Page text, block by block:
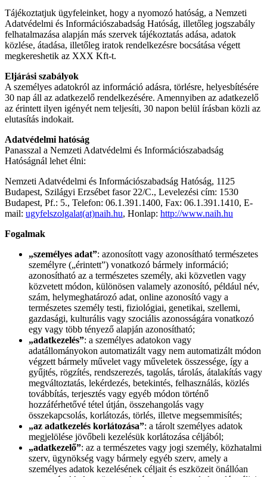
Tájékoztatjuk ügyfeleinket, hogy a nyomozó hatóság, a Nemzeti
Adatvédelmi és Információszabadság Hatóság, illetőleg jogszabály
felhatalmazása alapján más szervek tájékoztatás adása, adatok
közlése, átadása, illetőleg iratok rendelkezésre bocsátása végett
megkereshetik az XXX Kft-t.
Eljárási szabályok
A személyes adatokról az információ adásra, törlésre, helyesbítésére
30 nap áll az adatkezelő rendelkezésére. Amennyiben az adatkezelő
az érintett ilyen igényét nem teljesíti, 30 napon belül írásban közli az
elutasítás indokait.
Adatvédelmi hatóság
Panasszal a Nemzeti Adatvédelmi és Információszabadság
Hatóságnál lehet élni:
Nemzeti Adatvédelmi és Információszabadság Hatóság, 1125
Budapest, Szilágyi Erzsébet fasor 22/C., Levelezési cím: 1530
Budapest, Pf.: 5., Telefon: 06.1.391.1400, Fax: 06.1.391.1410, E-
mail: ugyfelszolgalat(at)naih.hu, Honlap: http://www.naih.hu
Fogalmak
„személyes adat”: azonosított vagy azonosítható természetes
személyre („érintett”) vonatkozó bármely információ;
azonosítható az a természetes személy, aki közvetlen vagy
közvetett módon, különösen valamely azonosító, például név,
szám, helymeghatározó adat, online azonosító vagy a
természetes személy testi, fiziológiai, genetikai, szellemi,
gazdasági, kulturális vagy szociális azonosságára vonatkozó
egy vagy több tényező alapján azonosítható;
„adatkezelés”: a személyes adatokon vagy
adatállományokon automatizált vagy nem automatizált módon
végzett bármely művelet vagy műveletek összessége, így a
gyűjtés, rögzítés, rendszerezés, tagolás, tárolás, átalakítás vagy
megváltoztatás, lekérdezés, betekintés, felhasználás, közlés
továbbítás, terjesztés vagy egyéb módon történő
hozzáférhetővé tétel útján, összehangolás vagy
összekapcsolás, korlátozás, törlés, illetve megsemmisítés;
„az adatkezelés korlátozása”: a tárolt személyes adatok
megjelölése jövőbeli kezelésük korlátozása céljából;
„adatkezelő”: az a természetes vagy jogi személy, közhatalmi
szerv, ügynökség vagy bármely egyéb szerv, amely a
személyes adatok kezelésének céljait és eszközeit önállóan